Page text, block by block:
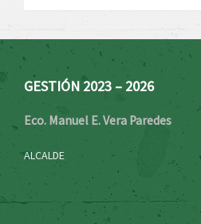
GESTIÓN 2023 – 2026
Eco. Manuel E. Vera Paredes
ALCALDE